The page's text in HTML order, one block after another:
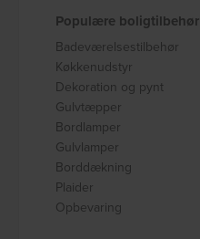
Populære boligtilbehør
Badeværelsestilbehør
Køkkenudstyr
Dekoration og pynt
Gulvtæpper
Bordlamper
Gulvlamper
Borddækning
Plaider
Opbevaring